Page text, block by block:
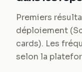
Premiers
déploiement
cards). Les
selon la